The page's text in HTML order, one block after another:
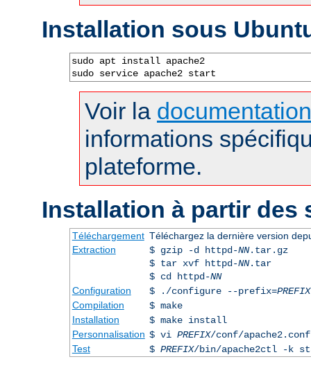
Installation sous
sudo apt install apache2
sudo service apache2 start
Voir la
informations
plateforme.
Installation à partir des
Téléchargement Téléchargez la dernière version
Extraction
$ gzip -d httpd-NN.tar.gz
$ tar xvf httpd-NN.tar
$ cd httpd-NN
Configuration
$ ./configure --prefix=PREFIX
Compilation
$ make
Installation
$ make install
Personnalisation $ vi PREFIX/conf/apache2.conf
Test
$ PREFIX/bin/apache2ctl -k